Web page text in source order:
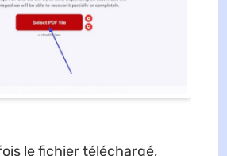
le fichier téléchargé,